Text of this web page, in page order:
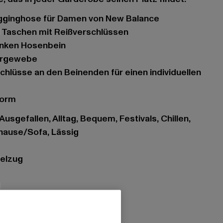
für Damen von New Balance
Taschen mit Reißverschlüssen
Hosenbein
Alltag, Bequem, Festivals, Chillen,
Sofa, Lässig